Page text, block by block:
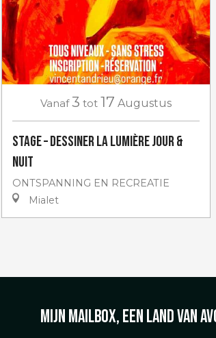
Vanaf 3 tot 17 Augustus
STAGE – DESSINER LA LUMIÈRE jour &
nuit
ONTSPANNING EN RECREATIE
Mialet
Mijn mailbox, een land van